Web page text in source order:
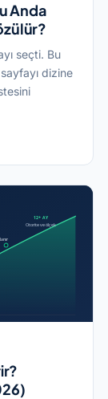
Anda
seçti. Bu
dizine